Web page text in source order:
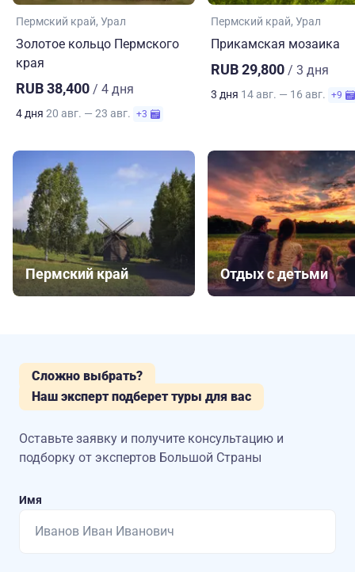
Пермский край Урал
Золотое кольцо Пермского
края
RUB 38,400 / 4 дня
4 дня 20 авг. — 23 авг. +3
Пермский край Урал
Прикамская мозаика
RUB 29,800 / 3 дня
3 дня 14 авг. — 16 авг. +9
Пермский край Отдых с детьми
Сложно выбрать?
Наш эксперт подберет туры для вас
Оставьте заявку и получите консультацию и
подборку от экспертов Большой Страны
Имя